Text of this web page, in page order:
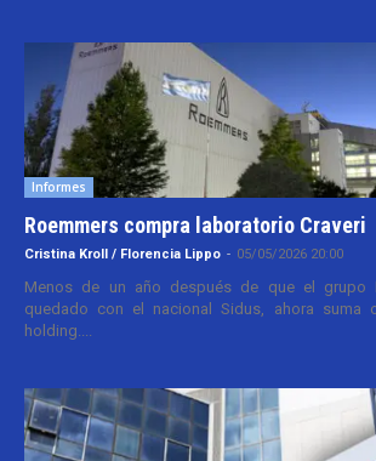
Informes
Roemmers compra laboratorio Craveri
Cristina Kroll / Florencia Lippo - 05/05/2026 20:00
Menos de un año después de que el grupo
quedado con el nacional Sidus, ahora suma
holding....